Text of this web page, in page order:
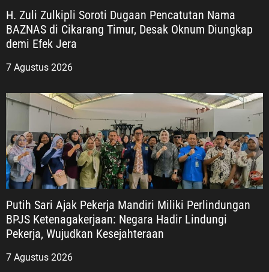
H. Zuli Zulkipli Soroti Dugaan Pencatutan Nama
BAZNAS di Cikarang Timur, Desak Oknum Diungkap
demi Efek Jera
7 Agustus 2026
Putih Sari Ajak Pekerja Mandiri Miliki Perlindungan
BPJS Ketenagakerjaan: Negara Hadir Lindungi
Pekerja, Wujudkan Kesejahteraan
7 Agustus 2026